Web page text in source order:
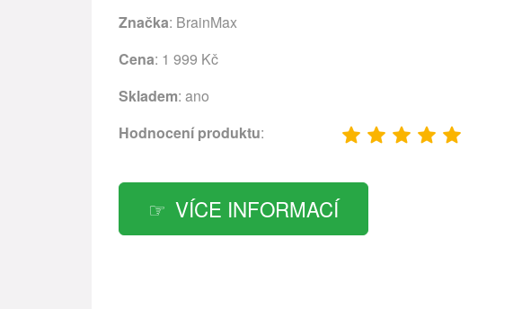
Značka: BrainMax
Cena: 1 999 Kč
Skladem: ano
Hodnocení produktu:
VÍCE INFORMACÍ